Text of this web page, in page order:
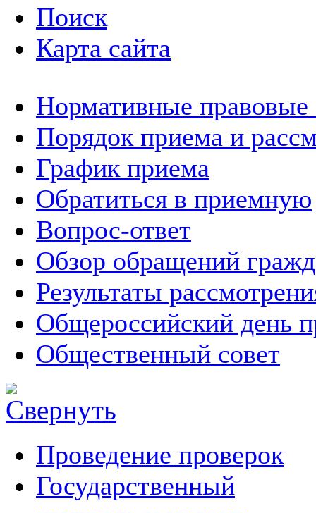
Поиск
Карта сайта
Нормативные правовые
Порядок приема и
График приема
Обратиться в приемную
Вопрос-ответ
Обзор обращений
Результаты
Общероссийский день
Общественный совет
Проведение проверок
Государственный